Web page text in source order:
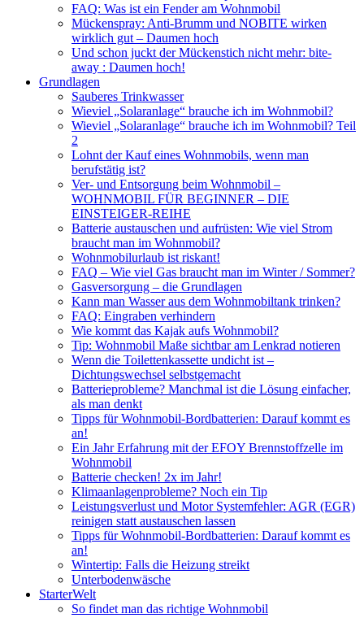
FAQ: Was ist ein Fender am Wohnmobil
Mückenspray: Anti-Brumm und NOBITE wirken
wirklich gut – Daumen hoch
Und schon juckt der Mückenstich nicht mehr: bite-
away : Daumen hoch!
Grundlagen
Sauberes Trinkwasser
Wieviel „Solaranlage“ brauche ich im Wohnmobil?
Wieviel „Solaranlage“ brauche ich im Wohnmobil? Teil
2
Lohnt der Kauf eines Wohnmobils, wenn man
berufstätig ist?
Ver- und Entsorgung beim Wohnmobil –
WOHNMOBIL FÜR BEGINNER – DIE
EINSTEIGER-REIHE
Batterie austauschen und aufrüsten: Wie viel Strom
braucht man im Wohnmobil?
Wohnmobilurlaub ist riskant!
FAQ – Wie viel Gas braucht man im Winter / Sommer?
Gasversorgung – die Grundlagen
Kann man Wasser aus dem Wohnmobiltank trinken?
FAQ: Eingraben verhindern
Wie kommt das Kajak aufs Wohnmobil?
Tip: Wohnmobil Maße sichtbar am Lenkrad notieren
Wenn die Toilettenkassette undicht ist –
Dichtungswechsel selbstgemacht
Batterieprobleme? Manchmal ist die Lösung einfacher,
als man denkt
Tipps für Wohnmobil-Bordbatterien: Darauf kommt es
an!
Ein Jahr Erfahrung mit der EFOY Brennstoffzelle im
Wohnmobil
Batterie checken! 2x im Jahr!
Klimaanlagenprobleme? Noch ein Tip
Leistungsverlust und Motor Systemfehler: AGR (EGR)
reinigen statt austauschen lassen
Tipps für Wohnmobil-Bordbatterien: Darauf kommt es
an!
Wintertip: Falls die Heizung streikt
Unterbodenwäsche
StarterWelt
So findet man das richtige Wohnmobil